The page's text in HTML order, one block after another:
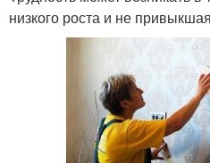
низкого роста и не